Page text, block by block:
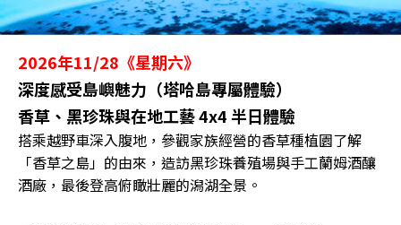
2026年11/28《星期六》
深度感受島嶼魅力（塔哈島專屬體驗）
香草、黑珍珠與在地工藝 4x4 半日體驗
搭乘越野車深入腹地，參觀家族經營的香草種植園了解
「香草之島」的由來，造訪黑珍珠養殖場與手工蘭姆酒釀
酒廠，最後登高俯瞰壯麗的潟湖全景。